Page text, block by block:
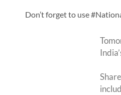
Don’t forget to use